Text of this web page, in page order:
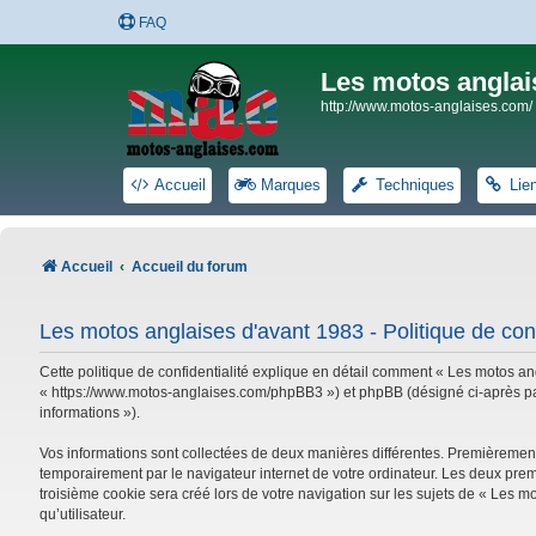
FAQ
Les motos
http://www.motos-anglaises.com/
Accueil Marques Techniques
Accueil Accueil du forum
Les motos anglaises d'avant 1983 - Politique de
Cette politique de confidentialité explique en détail comment « Les motos
« https://www.motos-anglaises.com/phpBB3 ») et phpBB (désigné ci-après
informations »).
Vos informations sont collectées de deux manières différentes.
temporairement par le navigateur internet de votre ordinateur. Les deux
troisième cookie sera créé lors de votre navigation sur les sujets de « Les
qu’utilisateur.